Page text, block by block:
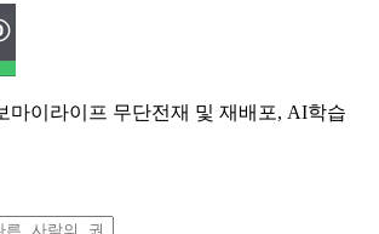
이라이프 무단전재 및 재배포, AI학습